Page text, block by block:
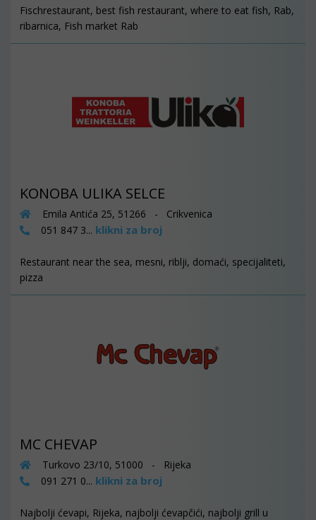
Fischrestaurant, best fish restaurant, where to eat fish, Rab,
ribarnica, Fish market Rab
KONOBA ULIKA SELCE
Emila Antića 25, 51266 - Crikvenica
051 847 3... klikni za broj
Restaurant near the sea, mesni, riblji, domaći, specijaliteti,
pizza
MC CHEVAP
Turkovo 23/10, 51000 - Rijeka
091 271 0... klikni za broj
Najbolji ćevapi, Rijeka, najbolji ćevapčići, najbolji grill u